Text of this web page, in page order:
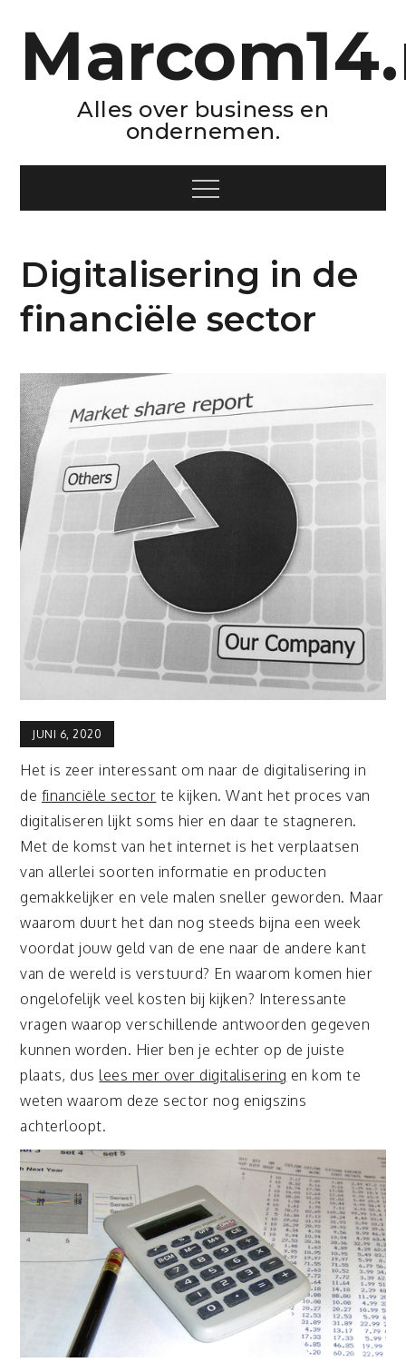
content
Alles over business en
ondernemen.
Menu
Digitalisering in de
financiële sector
JUNI 6, 2020
Het is zeer interessant om naar de digitalisering in
de financiële sector te kijken. Want het proces van
digitaliseren lijkt soms hier en daar te stagneren.
Met de komst van het internet is het verplaatsen
van allerlei soorten informatie en producten
gemakkelijker en vele malen sneller geworden. Maar
waarom duurt het dan nog steeds bijna een week
voordat jouw geld van de ene naar de andere kant
van de wereld is verstuurd? En waarom komen hier
ongelofelijk veel kosten bij kijken? Interessante
vragen waarop verschillende antwoorden gegeven
kunnen worden. Hier ben je echter op de juiste
plaats, duslees mer over digitalisering en kom te
weten waarom deze sector nog enigszins
achterloopt.